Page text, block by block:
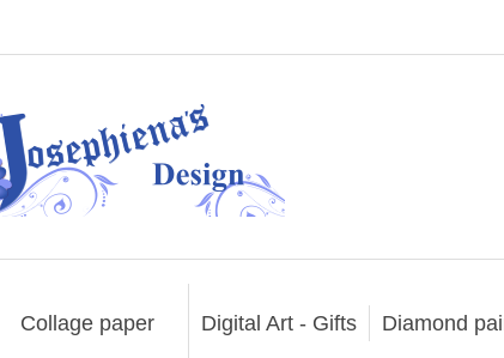
Collage paper Digital Art - Gifts Diamond